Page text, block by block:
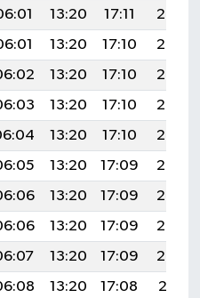
13:20 17:11
20:30
13:20 17:10
20:29
13:20 17:10
20:28
13:20 17:10
20:27
13:20 17:10
20:26
13:20 17:09
20:25
13:20 17:09
20:24
13:20 17:09
20:23
13:20 17:09
20:22
13:20 17:08
20:21